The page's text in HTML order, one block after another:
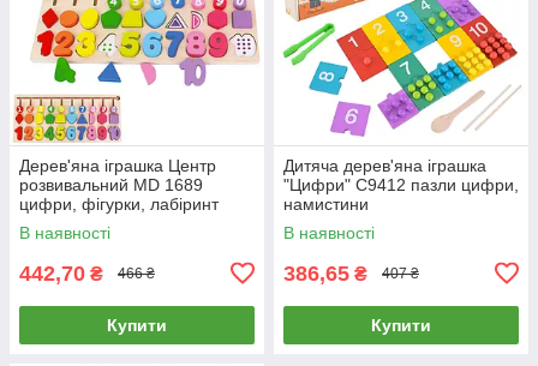
Дерев'яна іграшка Центр
розвивальний MD 1689
цифри, фігурки, лабіринт
В наявності
442,70 ₴ 466 ₴
Купити
Дитяча дерев'яна іграшка
"Цифри" C9412 пазли цифри,
намистини
В наявності
386,65 ₴ 407 ₴
Купити